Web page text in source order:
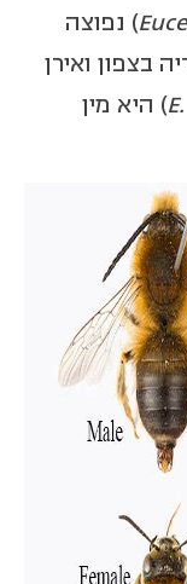
) נפוצה
בצפון ואירן
) היא מין